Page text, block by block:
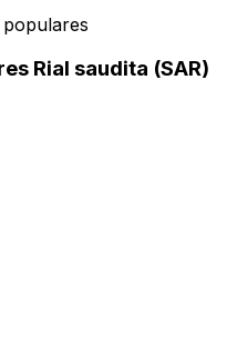
Rial saudita (SAR)